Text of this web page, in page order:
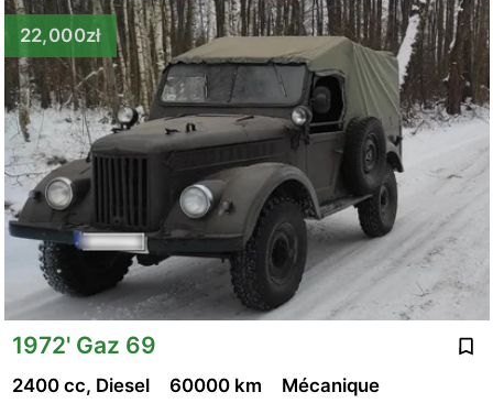
22,000zł
1972' Gaz 69
2400 cc, Diesel 60000 km Mécanique